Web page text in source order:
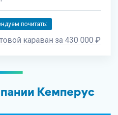
почитать:
караван за 430 000 ₽
Кемперус